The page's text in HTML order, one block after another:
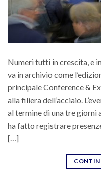
Numeri tutti in crescita, e
va in archivio come
principale Conference &
alla filiera dell’acciaio.
al termine di una tre giorni
ha fatto registrare
[…]